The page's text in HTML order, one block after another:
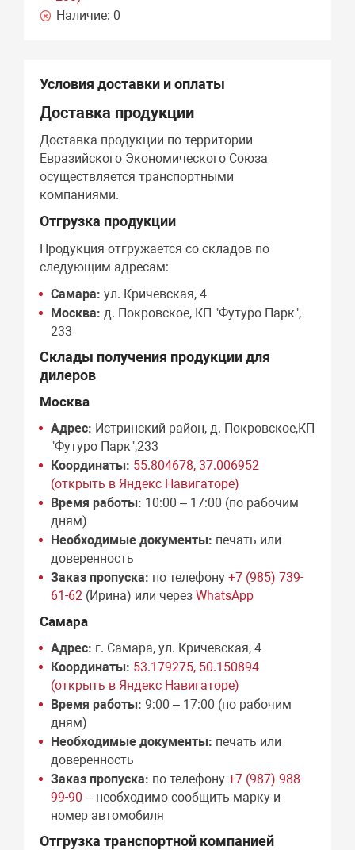
Наличие: 0
Условия доставки и оплаты
Доставка продукции
Доставка продукции по территории
Евразийского Экономического Союза
осуществляется транспортными
компаниями.
Отгрузка продукции
Продукция отгружается со складов по
следующим адресам:
Самара: ул. Кричевская, 4
Москва: д. Покровское, КП "Футуро Парк",
233
Склады получения продукции для
дилеров
Москва
Адрес: Истринский район, д. Покровское,КП
"Футуро Парк",233
Координаты: 55.804678, 37.006952
(открыть в Яндекс Навигаторе)
Время работы: 10:00 – 17:00 (по рабочим
дням)
Необходимые документы: печать или
доверенность
Заказ пропуска: по телефону+7 (985) 739-
61-62 (Ирина) или черезWhatsApp
Самара
Адрес: г. Самара, ул. Кричевская, 4
Координаты: 53.179275, 50.150894
(открыть в Яндекс Навигаторе)
Время работы: 9:00 – 17:00 (по рабочим
дням)
Необходимые документы: печать или
доверенность
Заказ пропуска: по телефону+7 (987) 988-
99-90 – необходимо сообщить марку и
номер автомобиля
Отгрузка транспортной компанией